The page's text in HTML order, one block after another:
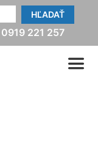
HĽADAŤ
0919 221 257